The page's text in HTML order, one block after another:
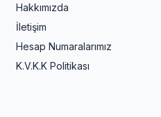
Hakkımızda
İletişim
Hesap Numaralarımız
K.V.K.K Politikası